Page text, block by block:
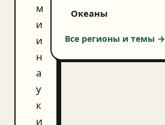
м
и
и
н
а
у
к
и
Океаны
Все регионы и темы →